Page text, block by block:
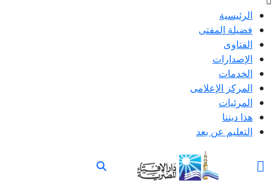
الرئيسية
فضيلة المفتى
الفتاوى
الإصدارات
الخدمات
المركز الإعلامى
المرئيات
هذا ديننا
التعليم عن بعد